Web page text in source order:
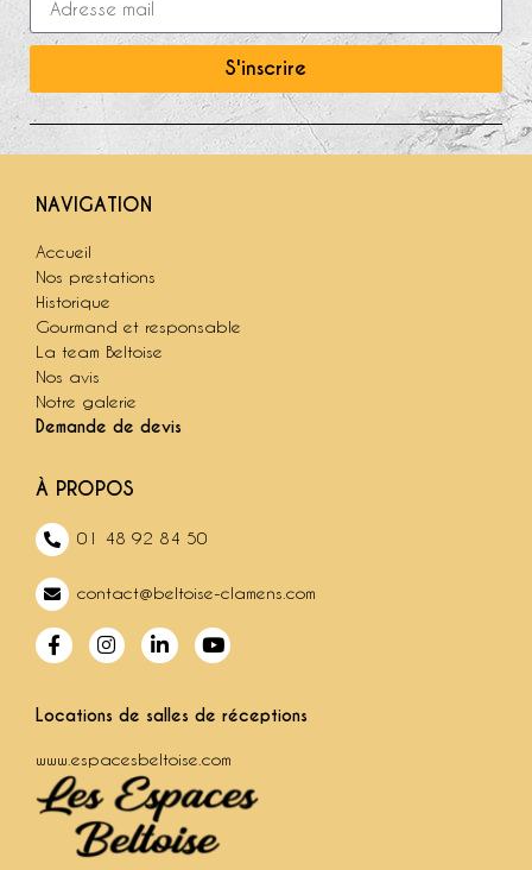
S'inscrire
NAVIGATION
Accueil
Nos prestations
Historique
Gourmand et responsable
La team Beltoise
Nos avis
Notre galerie
Demande de devis
À PROPOS
01 48 92 84 50
contact@beltoise-clamens.com
Locations de salles de réceptions
www.espacesbeltoise.com